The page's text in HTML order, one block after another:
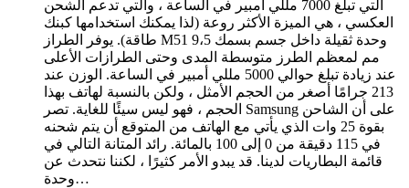
التي تبلغ 7000 مللي أمبير في الساعة ، والتي تدعم الشحن
العكسي ، هي الميزة الأكثر روعة (لذا يمكنك استخدامها كبنك
طاقة). يوفر الطراز M51 وحدة ثقيلة داخل جسم بسمك 9،5
مم لمعظم الطرز متوسطة المدى وحتى الطرازات الأعلى
عند زيادة تبلغ حوالي 5000 مللي أمبير في الساعة. الوزن عند
213 جرامًا أصغر من الحجم الأمثل ، ولكن بالنسبة لهاتف بهذا
الحجم ، فهو ليس سيئًا للغاية. تصر Samsung على أن الشاحن
بقوة 25 وات الذي يأتي مع الهاتف من المتوقع أن يتم شحنه
في 115 دقيقة من 0 إلى 100 بالمائة. رائد المتانة التالي في
قائمة البطاريات لدينا. قد يبدو الأمر كثيرًا ، لكننا نتحدث عن
وحدة…